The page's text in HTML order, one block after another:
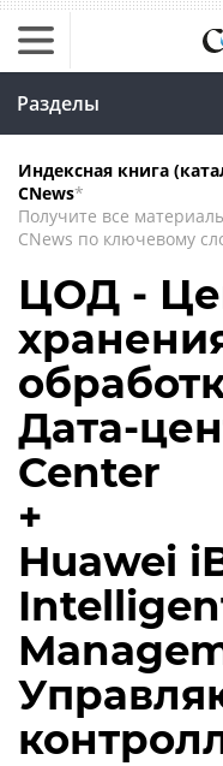
Разделы
Индексная книга
CNews*
Получите все
CNews по ключевому
ЦОД -
Дата-
Center
+
Huawei